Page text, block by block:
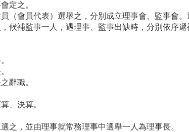
定之。
（會員代表）選舉之，分別成立理事會、監事會
候補監事一人，遇理事、監事出缺時，分別依序
辭職。
、決算。
之，並由理事就常務理事中選舉一人為理事長。